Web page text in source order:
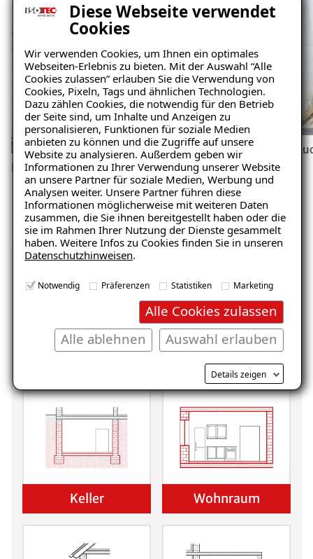
Diese Webseite verwendet
Cookies
Wir verwenden Cookies, um Ihnen ein optimales
Webseiten-Erlebnis zu bieten. Mit der Auswahl “Alle
Cookies zulassen” erlauben Sie die Verwendung von
Cookies, Pixeln, Tags und ähnlichen Technologien.
Dazu zählen Cookies, die notwendig für den Betrieb
der Seite sind, um Inhalte und Anzeigen zu
personalisieren, Funktionen für soziale Medien
anbieten zu können und die Zugriffe auf unsere
Website zu analysieren. Außerdem geben wir
Informationen zu Ihrer Verwendung unserer Website
an unsere Partner für soziale Medien, Werbung und
Analysen weiter. Unsere Partner führen diese
Informationen möglicherweise mit weiteren Daten
zusammen, die Sie ihnen bereitgestellt haben oder die
sie im Rahmen Ihrer Nutzung der Dienste gesammelt
haben. Weitere Infos zu Cookies finden Sie in unseren
Datenschutzhinweisen.
Notwendig Präferenzen Statistiken Marketing
Alle Cookies zulassen
Auswahl erlauben
Alle ablehnen
Details zeigen
Feuchtigkeit
Unverbindliche
Schadensanalyse erhalten
Wo befindet sich der Schaden?
Keller Wohnraum